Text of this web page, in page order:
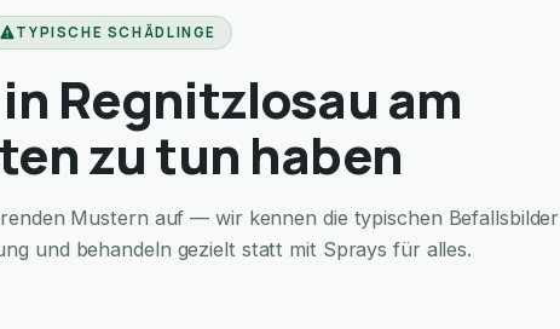
TYPISCHE SCHÄDLINGE
Regnitzlosau am
zu tun haben
Mustern auf — wir kennen die typischen Befallsbilder
und behandeln gezielt statt mit Sprays für alles.